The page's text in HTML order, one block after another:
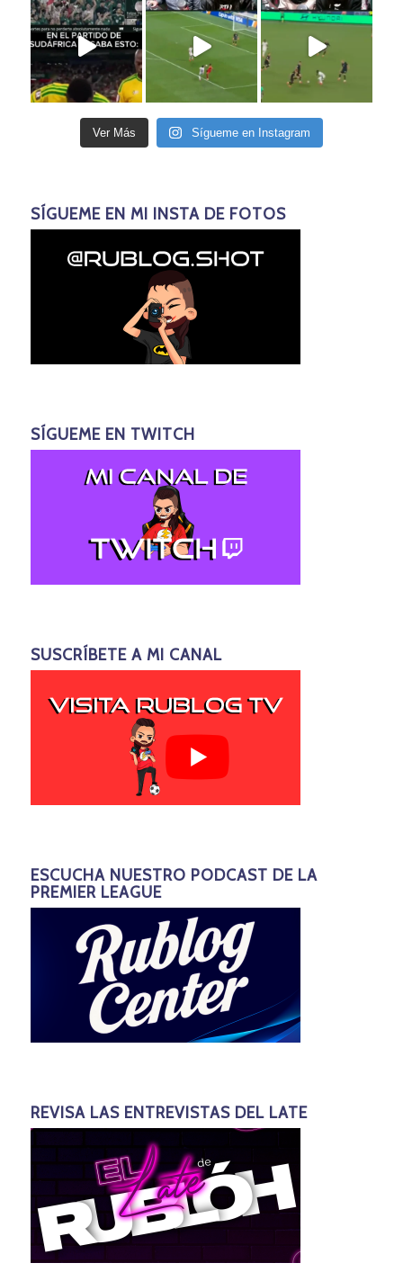
Ver Más Sígueme en Instagram
SÍGUEME EN MI INSTA DE FOTOS
SÍGUEME EN TWITCH
SUSCRÍBETE A MI CANAL
ESCUCHA NUESTRO PODCAST DE LA
PREMIER LEAGUE
REVISA LAS ENTREVISTAS DEL LATE